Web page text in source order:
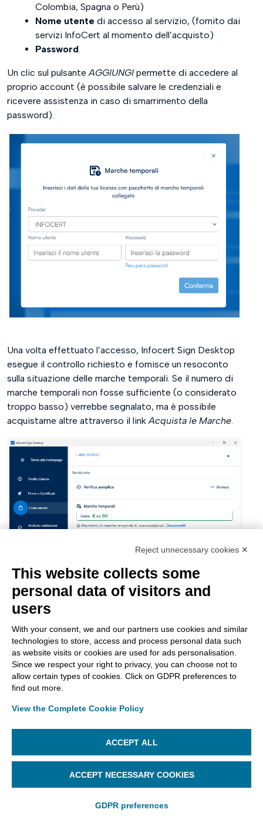
Colombia, Spagna o Perù)
Nome utente di accesso al servizio, (fornito dai
servizi InfoCert al momento dell’acquisto)
Password
Un clic sul pulsante AGGIUNGI permette di accedere al
proprio account (è possibile salvare le credenziali e
ricevere assistenza in caso di smarrimento della
password).
Una volta effettuato l’accesso, Infocert Sign Desktop
esegue il controllo richiesto e fornisce un resoconto
sulla situazione delle marche temporali. Se il numero di
marche temporali non fosse sufficiente (o considerato
troppo basso) verrebbe segnalato, ma è possibile
acquistarne altre attraverso il link Acquista le Marche
Le marche temporali possono essere utilizzate in più
modi:
Attraverso la funzione
marche temporali su documenti che possono
Durante il processo diFIRMA
Una volta selezionato il documento, Infocert Sign
Reject unnecessary cookies ✕
This website collects some
personal data of visitors and
users
With your consent, we and our partners use cookies and similar
technologies to store, access and process personal data such
as website visits or cookies are used for ads personalisation.
Since we respect your right to privacy, you can choose not to
allow certain types of cookies. Click on GDPR preferences to
find out more.
View the Complete Cookie Policy
ACCEPT ALL
ACCEPT NECESSARY COOKIES
GDPR preferences